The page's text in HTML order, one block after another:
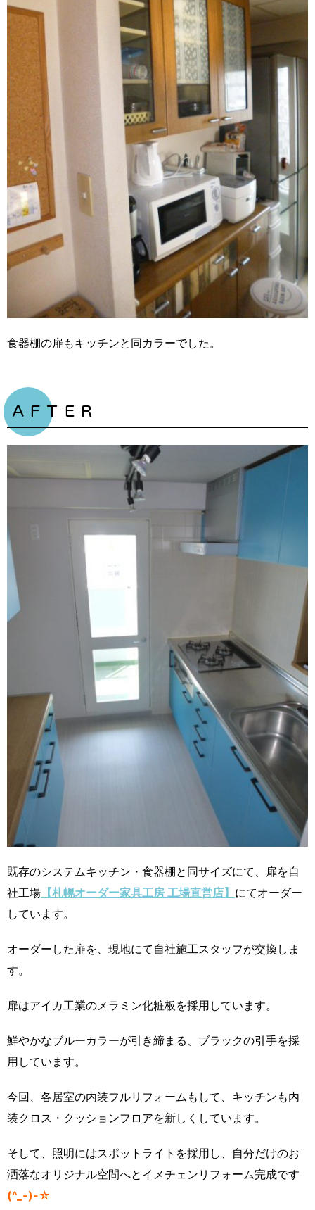
食器棚の扉もキッチンと同カラーでした。
ＡＦＴＥＲ
既存のシステムキッチン・食器棚と同サイズにて、扉を自
社工場 【札幌オーダー家具工房 工場直営店】 にてオーダー
しています。
オーダーした扉を、現地にて自社施工スタッフが交換しま
す。
扉はアイカ工業のメラミン化粧板を採用しています。
鮮やかなブルーカラーが引き締まる、ブラックの引手を採
用しています。
今回、各居室の内装フルリフォームもして、キッチンも内
装クロス・クッションフロアを新しくしています。
そして、照明にはスポットライトを採用し、自分だけのお
洒落なオリジナル空間へとイメチェンリフォーム完成です
(^_-)-☆